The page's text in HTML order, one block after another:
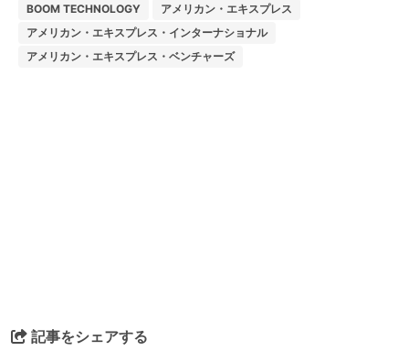
BOOM TECHNOLOGY
アメリカン・エキスプレス
アメリカン・エキスプレス・インターナショナル
アメリカン・エキスプレス・ベンチャーズ
記事をシェアする